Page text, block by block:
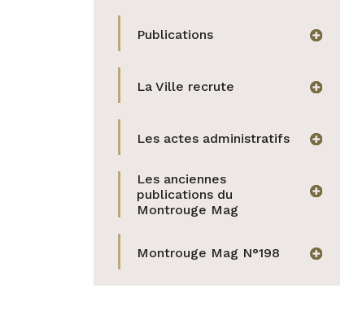
Publications
La Ville recrute
Les actes administratifs
Les anciennes
publications du
Montrouge Mag
Montrouge Mag N°198